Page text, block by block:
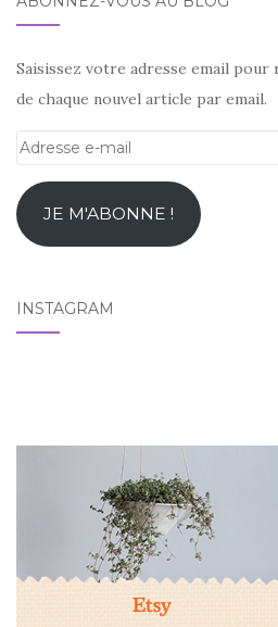
Saisissez votre adresse email
de chaque nouvel article par email.
Adresse
mailJE M'ABONNE !
INSTAGRAM